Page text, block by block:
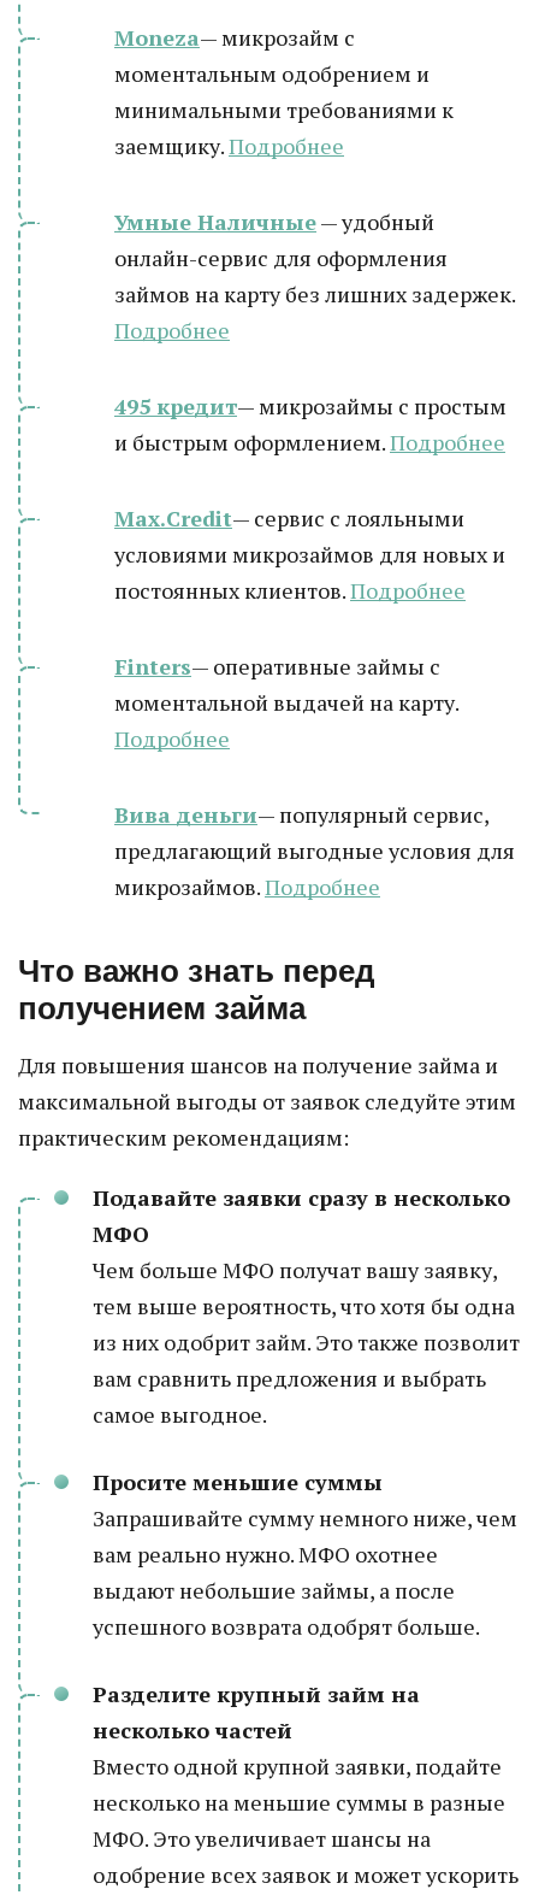
Moneza— микрозайм с
моментальным одобрением и
минимальными требованиями к
заемщику.Подробнее
Умные Наличные— удобный
онлайн-сервис для оформления
займов на карту без лишних задержек.
Подробнее
495 кредит— микрозаймы с простым
и быстрым оформлением.Подробнее
Max.Credit— сервис с лояльными
условиями микрозаймов для новых и
постоянных клиентов.Подробнее
Finters— оперативные займы с
моментальной выдачей на карту.
Подробнее
Вива деньги— популярный сервис,
предлагающий выгодные условия для
микрозаймов.Подробнее
Что важно знать перед
получением займа
Для повышения шансов на получение займа и
максимальной выгоды от заявок следуйте этим
практическим рекомендациям:
Подавайте заявки сразу в несколько
МФО
Чем больше МФО получат вашу заявку,
тем выше вероятность, что хотя бы одна
из них одобрит займ. Это также позволит
вам сравнить предложения и выбрать
самое выгодное.
Просите меньшие суммы
Запрашивайте сумму немного ниже, чем
вам реально нужно. МФО охотнее
выдают небольшие займы, а после
успешного возврата одобрят больше.
Разделите крупный займ на
несколько частей
Вместо одной крупной заявки, подайте
несколько на меньшие суммы в разные
МФО. Это увеличивает шансы на
одобрение всех заявок и может ускорить